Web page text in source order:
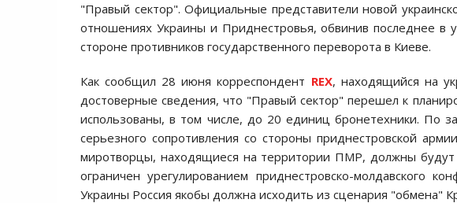
"Правый сектор". Официальные представители новой
отношениях Украины и Приднестровья, обвинив последнее в
стороне противников государственного переворота в Киеве.
Как сообщил 28 июня корреспондент REX, находящийся на
достоверные сведения, что "Правый сектор" перешел к
использованы, в том числе, до 20 единиц бронетехники. По
серьезного сопротивления со стороны приднестровской
миротворцы, находящиеся на территории ПМР, должны будут
ограничен урегулированием приднестровско-молдавского
Украины Россия якобы должна исходить из сценария "обмена"